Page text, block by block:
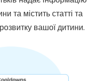
та містить статті та
вашої дитини.